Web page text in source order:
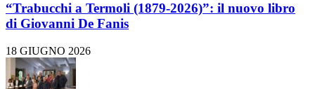
“Trabucchi a Termoli (1879-2026)”: il nuovo libro
di Giovanni De Fanis
18 GIUGNO 2026